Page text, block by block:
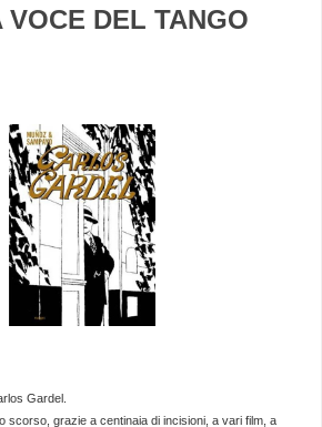
VOCE DEL TANGO
Gardel.
scorso, grazie a centinaia di incisioni, a vari film, a